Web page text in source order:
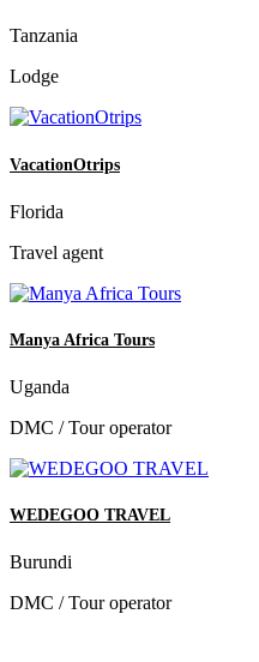
Tanzania
Lodge
VacationOtrips
Florida
Travel agent
Manya Africa Tours
Uganda
DMC / Tour operator
WEDEGOO TRAVEL
Burundi
DMC / Tour operator